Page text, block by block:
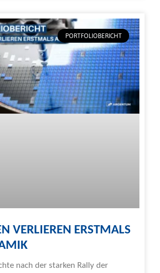
PORTFOLIOBERICHT
VERLIEREN ERSTMALS
nach der starken Rally der